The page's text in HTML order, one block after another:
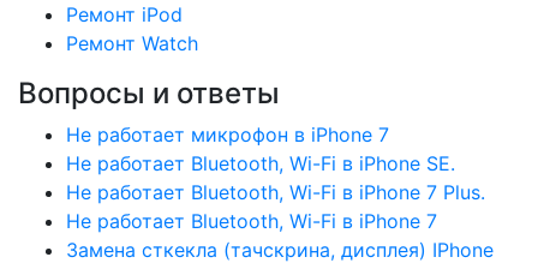
Ремонт iPod
Ремонт Watch
Вопросы и ответы
Не работает микрофон в iPhone 7
Не работает Bluetooth, Wi-Fi в iPhone SE.
Не работает Bluetooth, Wi-Fi в iPhone 7 Plus.
Не работает Bluetooth, Wi-Fi в iPhone 7
Замена сткекла (тачскрина, дисплея) IPhone